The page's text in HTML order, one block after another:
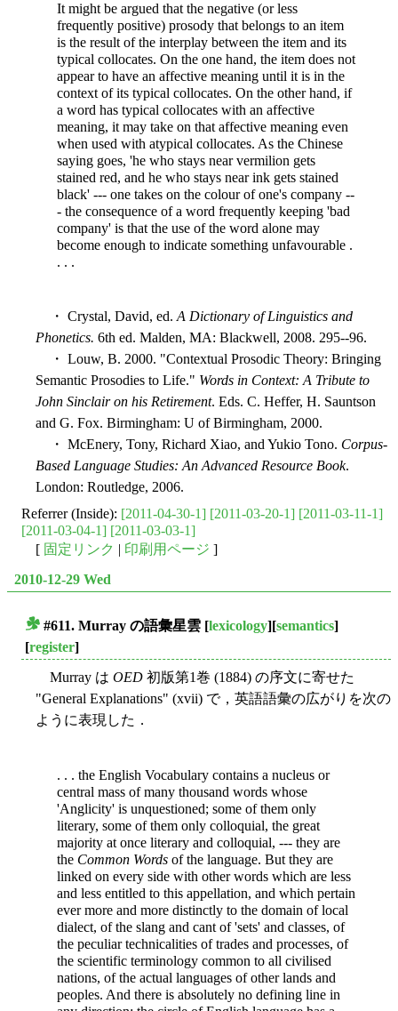
It might be argued that the negative (or less
frequently positive) prosody that belongs to an item
is the result of the interplay between the item and its
typical collocates. On the one hand, the item does not
appear to have an affective meaning until it is in the
context of its typical collocates. On the other hand, if
a word has typical collocates with an affective
meaning, it may take on that affective meaning even
when used with atypical collocates. As the Chinese
saying goes, 'he who stays near vermilion gets
stained red, and he who stays near ink gets stained
black' --- one takes on the colour of one's company --
- the consequence of a word frequently keeping 'bad
company' is that the use of the word alone may
become enough to indicate something unfavourable .
. . .
・ Crystal, David, ed. A Dictionary of Linguistics and
Phonetics. 6th ed. Malden, MA: Blackwell, 2008. 295--96.
・ Louw, B. 2000. "Contextual Prosodic Theory: Bringing
Semantic Prosodies to Life." Words in Context: A Tribute to
John Sinclair on his Retirement. Eds. C. Heffer, H. Sauntson
and G. Fox. Birmingham: U of Birmingham, 2000.
・ McEnery, Tony, Richard Xiao, and Yukio Tono. Corpus-
Based Language Studies: An Advanced Resource Book.
London: Routledge, 2006.
Referrer (Inside): [2011-04-30-1] [2011-03-20-1] [2011-03-11-1]
[2011-03-04-1] [2011-03-03-1]
[ 固定リンク | 印刷用ページ ]
2010-12-29 Wed
#611. Murray の語彙星雲 [lexicology][semantics]
[register]
Murray は OED 初版第1巻 (1884) の序文に寄せた
"General Explanations" (xvii) で，英語語彙の広がりを次の
ように表現した．
. . . the English Vocabulary contains a nucleus or
central mass of many thousand words whose
'Anglicity' is unquestioned; some of them only
literary, some of them only colloquial, the great
majority at once literary and colloquial, --- they are
the Common Words of the language. But they are
linked on every side with other words which are less
and less entitled to this appellation, and which pertain
ever more and more distinctly to the domain of local
dialect, of the slang and cant of 'sets' and classes, of
the peculiar technicalities of trades and processes, of
the scientific terminology common to all civilised
nations, of the actual languages of other lands and
peoples. And there is absolutely no defining line in